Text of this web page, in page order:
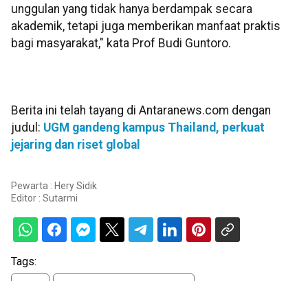
unggulan yang tidak hanya berdampak secara
akademik, tetapi juga memberikan manfaat praktis
bagi masyarakat," kata Prof Budi Guntoro.
Berita ini telah tayang di Antaranews.com dengan
judul: UGM gandeng kampus Thailand, perkuat
jejaring dan riset global
Pewarta : Hery Sidik
Editor : Sutarmi
Tags: